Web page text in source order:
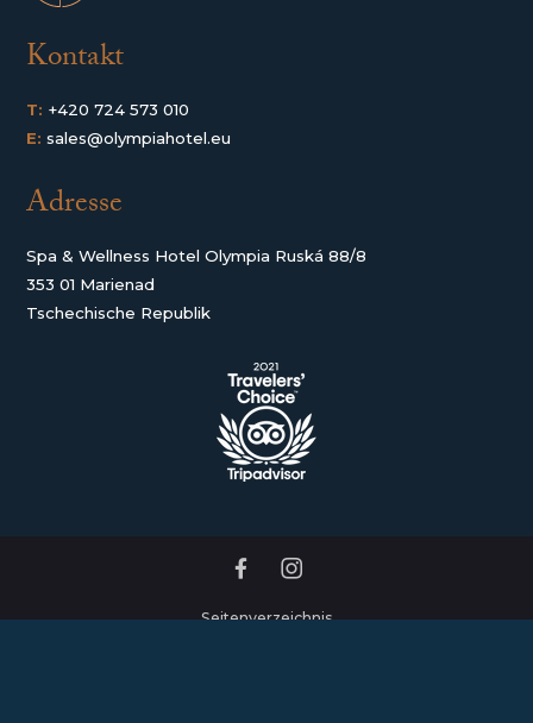
Kontakt
T: +420 724 573 010
E: sales@olympiahotel.eu
Adresse
Spa & Wellness Hotel Olympia Ruská 88/8
353 01 Marienad
Tschechische Republik
Seitenverzeichnis